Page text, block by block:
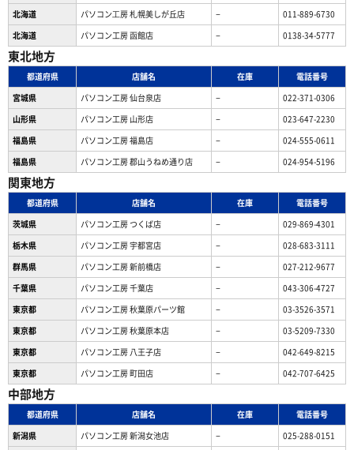
北海道
パソコン⼯房 札幌美しが丘店 −
011-889-6730
北海道
パソコン工房 函館店 − 0138-34-5777
東北地方
都道府県 店舗名 在庫
電話番号
宮城県
パソコン工房 仙台泉店 −
022-371-0306
山形県
パソコン工房 山形店 −
023-647-2230
福島県
パソコン工房 福島店 −
024-555-0611
福島県
パソコン工房 郡山うねめ通り店 − 024-954-5196
関東地方
都道府県 店舗名 在庫
電話番号
茨城県
パソコン工房 つくば店 −
029-869-4301
栃木県
パソコン工房 宇都宮店 −
028-683-3111
群馬県
パソコン工房 新前橋店 −
027-212-9677
千葉県
パソコン工房 千葉店 −
043-306-4727
東京都
パソコン工房 秋葉原パーツ館 −
03-3526-3571
東京都
パソコン工房 秋葉原本店 −
03-5209-7330
東京都
パソコン工房 八王子店 −
042-649-8215
東京都
パソコン工房 町田店 − 042-707-6425
中部地方
都道府県 店舗名 在庫
電話番号
新潟県
パソコン工房 新潟女池店 −
025-288-0151